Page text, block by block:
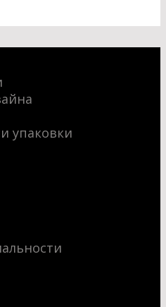
упаковки